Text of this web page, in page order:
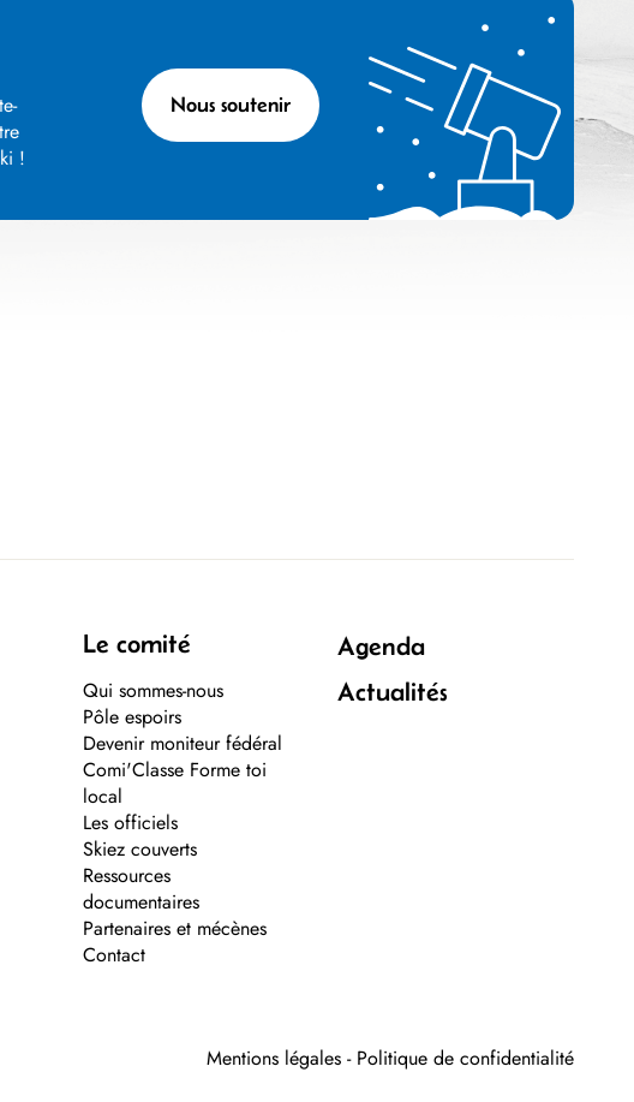
!
Nous soutenir
Le comité
Qui sommes-nous
Pôle espoirs
Devenir moniteur fédéral
Comi'Classe Forme toi
local
Les officiels
Skiez couverts
Ressources
documentaires
Partenaires et mécènes
Contact
Agenda
Actualités
Mentions légales - Politique de confidentialité